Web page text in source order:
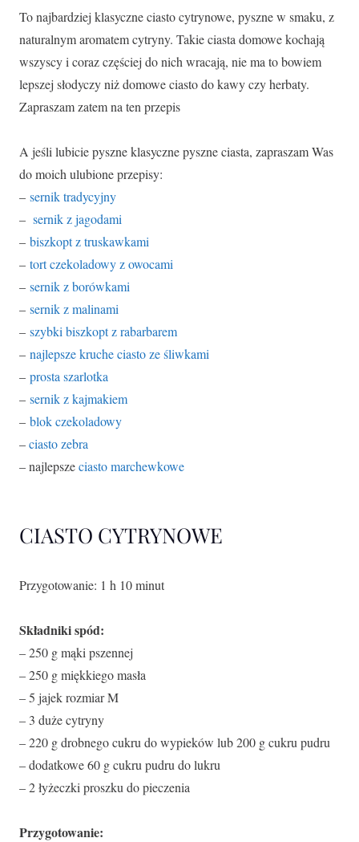
To najbardziej klasyczne ciasto cytrynowe, pyszne w smaku, z
naturalnym aromatem cytryny. Takie ciasta domowe kochają
wszyscy i coraz częściej do nich wracają, nie ma to bowiem
lepszej słodyczy niż domowe ciasto do kawy czy herbaty.
Zapraszam zatem na ten przepis
A jeśli lubicie pyszne klasyczne pyszne ciasta, zapraszam Was
do moich ulubione przepisy:
– sernik tradycyjny
– sernik z jagodami
– biszkopt z truskawkami
– tort czekoladowy z owocami
– sernik z borówkami
– sernik z malinami
– szybki biszkopt z rabarbarem
– najlepsze kruche ciasto ze śliwkami
– prosta szarlotka
– sernik z kajmakiem
– blok czekoladowy
–ciasto zebra
– najlepszeciasto marchewkowe
CIASTO CYTRYNOWE
Przygotowanie: 1 h 10 minut
Składniki spód:
– 250 g mąki pszennej
– 250 g miękkiego masła
– 5 jajek rozmiar M
– 3 duże cytryny
– 220 g drobnego cukru do wypieków lub 200 g cukru pudru
– dodatkowe 60 g cukru pudru do lukru
– 2 łyżeczki proszku do pieczenia
Przygotowanie: